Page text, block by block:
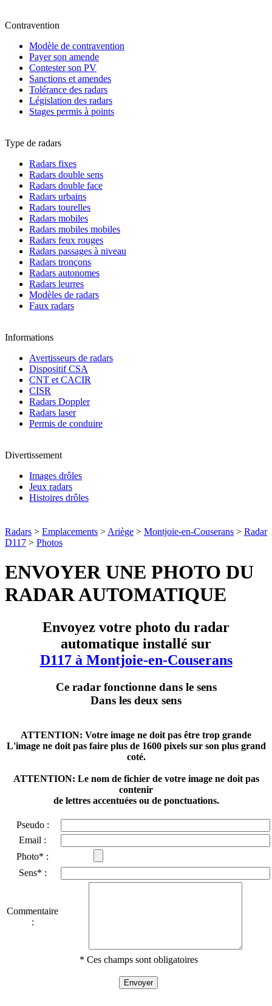
Contravention
Modèle de contravention
Payer son amende
Contester son PV
Sanctions et amendes
Tolérance des radars
Législation des radars
Stages permis à points
Type de radars
Radars fixes
Radars double sens
Radars double face
Radars urbains
Radars tourelles
Radars mobiles
Radars mobiles mobiles
Radars feux rouges
Radars passages à niveau
Radars tronçons
Radars autonomes
Radars leurres
Modèles de radars
Faux radars
Informations
Avertisseurs de radars
Dispositif CSA
CNT et CACIR
CISR
Radars Doppler
Radars laser
Permis de conduire
Divertissement
Images drôles
Jeux radars
Histoires drôles
Radars > Emplacements > Ariège > Montjoie-en-Couserans > Radar
D117 > Photos
ENVOYER UNE PHOTO DU
RADAR AUTOMATIQUE
Envoyez votre photo du radar
automatique installé sur
D117 à Montjoie-en-Couserans
Ce radar fonctionne dans le sens
Dans les deux sens
ATTENTION: Votre image ne doit pas être trop grande
L'image ne doit pas faire plus de 1600 pixels sur son plus grand
coté.
ATTENTION: Le nom de fichier de votre image ne doit pas
contenir
de lettres accentuées ou de ponctuations.
Pseudo :
Email :
Photo* :
Sens* :
Commentaire
:
* Ces champs sont obligatoires